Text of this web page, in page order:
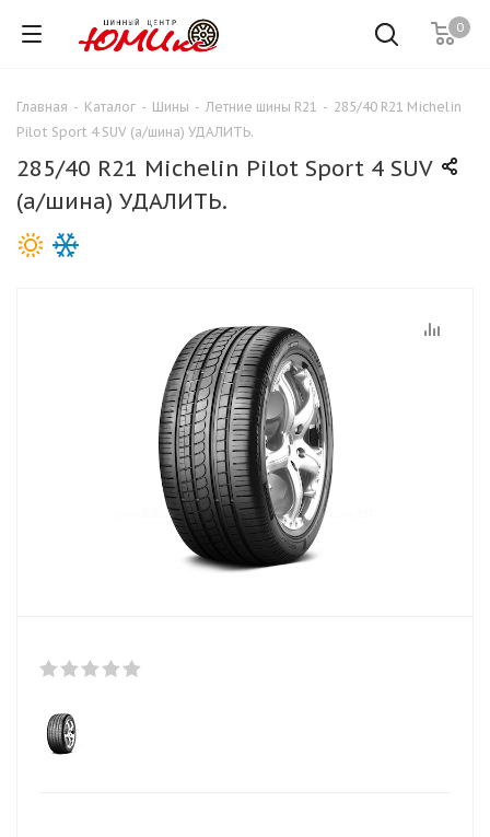
0
Главная - Каталог - Шины - Летние шины R21 - 285/40 R21 Michelin
Pilot Sport 4 SUV (а/шина) УДАЛИТЬ.
285/40 R21 Michelin Pilot Sport 4 SUV
(а/шина) УДАЛИТЬ.